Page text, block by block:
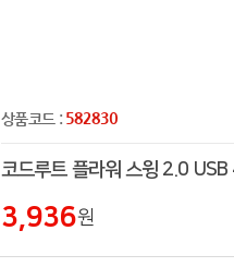
상품코드 : 582830
3,936원